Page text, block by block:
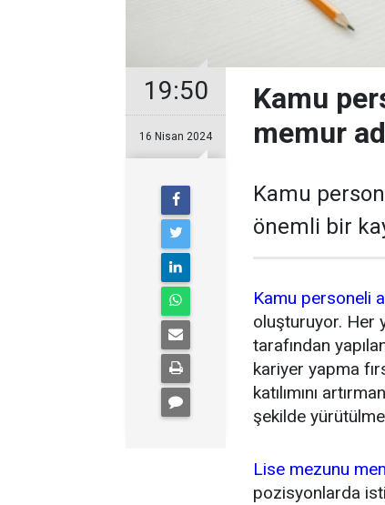
19:50
16 Nisan 2024
Kamu
memur
Kamu
önemli bir
Kamu personeli
oluşturuyor. Her
tarafından
kariyer yapma
katılımını
şekilde
Lise mezunu
pozisyonlarda